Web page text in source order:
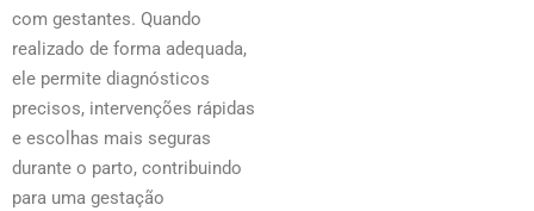
com gestantes. Quando
realizado de forma adequada,
ele permite diagnósticos
precisos, intervenções rápidas
e escolhas mais seguras
durante o parto, contribuindo
para uma gestação